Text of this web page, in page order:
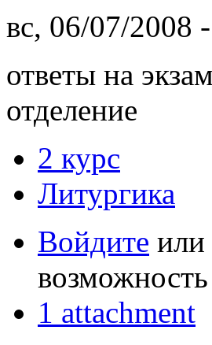
вс, 06/07/2008
ответы на
отделение
2 курс
Литургика
Войдите или
1 attachment